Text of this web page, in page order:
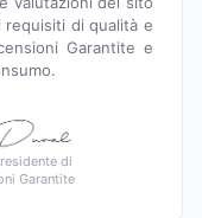
di qualità e
Garantite e
di
Garantite